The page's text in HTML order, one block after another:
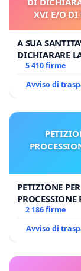
XVI E/O DI
A SUA
DICHIARARE
E/O DI FAR
5 410 firme
Avviso di
PETIZIONE
MILANO
2 186 firme
Avviso di